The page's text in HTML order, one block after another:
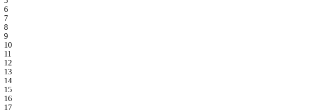
6
7
8
9
10
11
12
13
14
15
16
17